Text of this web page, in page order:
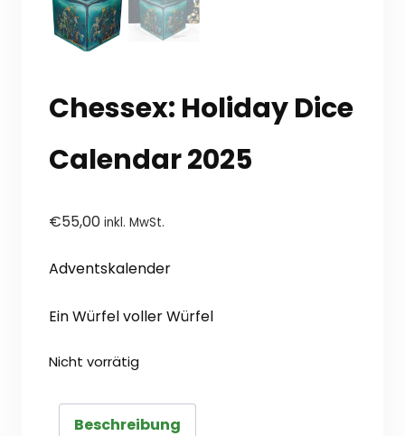
Chessex: Holiday Dice
Calendar 2025
€55,00 inkl. MwSt.
Adventskalender
Ein Würfel voller Würfel
Nicht vorrätig
Beschreibung